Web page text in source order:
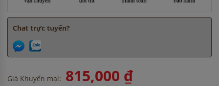
Chat trực tuyến?
Giá Khuyến mại: 815,000 ₫